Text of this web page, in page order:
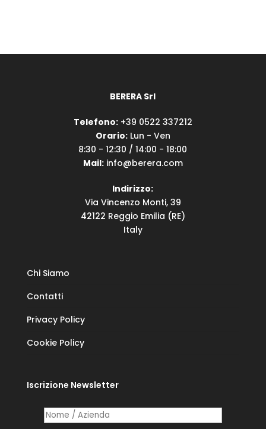
BERERA Srl
Telefono:+39 0522 337212
Orario:Lun - Ven
8:30 - 12:30 / 14:00 - 18:00
Mail:info@berera.com
Indirizzo:
Via Vincenzo Monti, 39
42122 Reggio Emilia (RE)
Italy
Chi Siamo
Contatti
Privacy Policy
Cookie Policy
Iscrizione Newsletter
Nome /​ Azienda